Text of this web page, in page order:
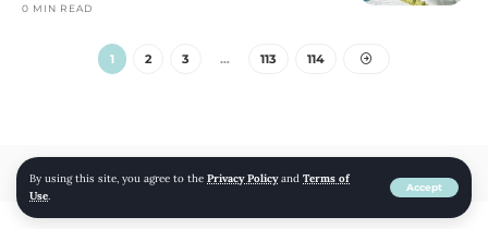
By using this site, you agree to the Privacy Policyand Terms of
Use.
Accept
0 MIN READ
1 2 3 … 113 114
© 2022 mojomojo